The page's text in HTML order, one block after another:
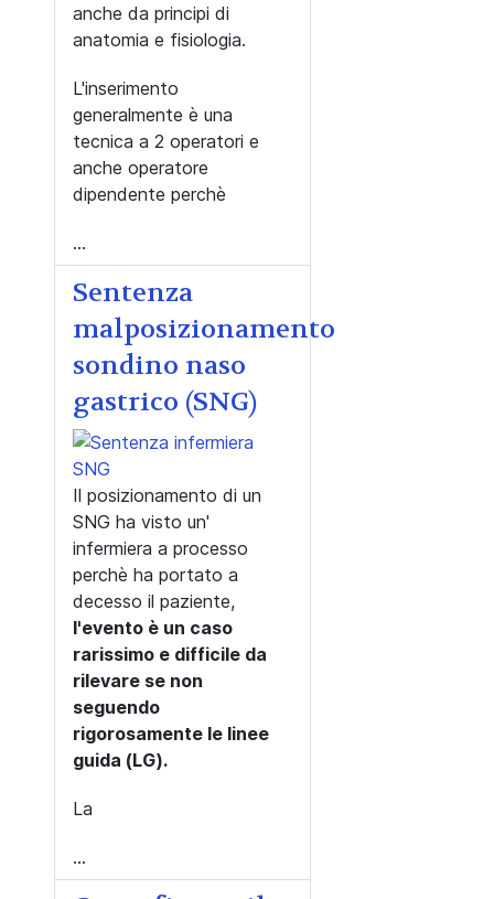
anche da principi di
anatomia e fisiologia.
L'inserimento
generalmente è una
tecnica a 2 operatori e
anche operatore
dipendente perchè
...
Sentenza
malposizionamento
sondino naso
gastrico (SNG)
Il posizionamento di un
SNG ha visto un'
infermiera a processo
perchè ha portato a
decesso il paziente,
l'evento è un caso
rarissimo e difficile da
rilevare se non
seguendo
rigorosamente le linee
guida (LG).
La
...